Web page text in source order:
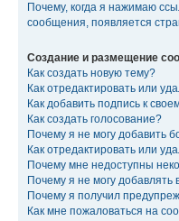
Почему, когда я нажимаю
сообщения, появляется
Создание и размещение
Как создать новую тему?
Как отредактировать или
Как добавить подпись к
Как создать голосование?
Почему я не могу добавить
Как отредактировать или
Почему мне недоступны
Почему я не могу добавлять
Почему я получил
Как мне пожаловаться на